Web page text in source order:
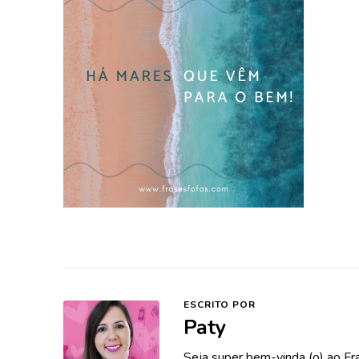
ESCRITO POR
Paty